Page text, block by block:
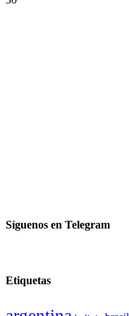
Síguenos en Telegram
Etiquetas